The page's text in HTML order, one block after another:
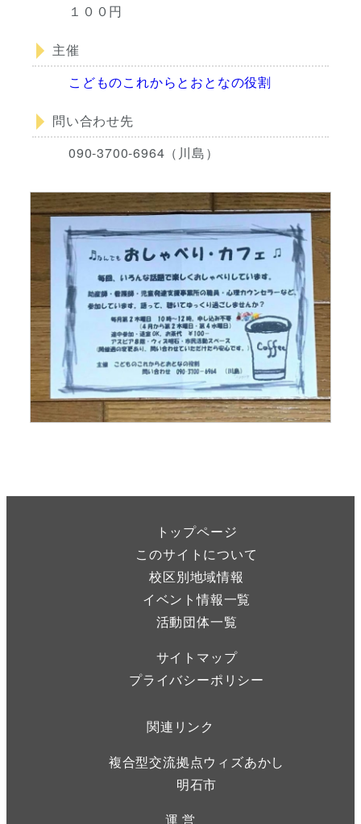
１００円
主催
こどものこれからとおとなの役割
問い合わせ先
090-3700-6964（川島）
トップページ
このサイトについて
校区別地域情報
イベント情報一覧
活動団体一覧
サイトマップ
プライバシーポリシー
関連リンク
複合型交流拠点ウィズあかし
明石市
運 営